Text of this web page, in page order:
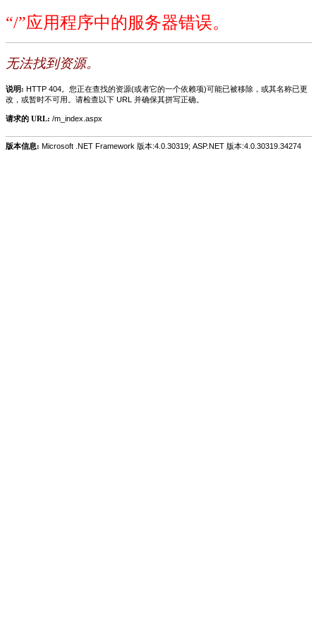
“/”应用程序中的服务器错误。
无法找到资源。
说明: HTTP 404。您正在查找的资源(或者它的一个依赖项)可能已被移除，或其名称已更
改，或暂时不可用。请检查以下 URL 并确保其拼写正确。
请求的 URL: /m_index.aspx
版本信息: Microsoft .NET Framework 版本:4.0.30319; ASP.NET 版本:4.0.30319.34274